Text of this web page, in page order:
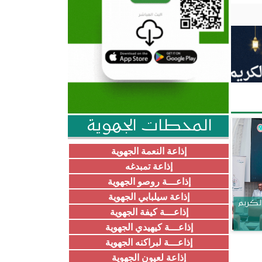
المحطات الجهوية
إذاعة النعمة الجهوية
إذاعة تمبدغه
إذاعـــة روصو الجهوية
إذاعة سيلبابي الجهوية
إذاعـــة كيفة الجهوية
إذاعـــة كيهيدي الجهوية
إذاعـــة لبراكنه الجهوية
إذاعة لعيون الجهوية